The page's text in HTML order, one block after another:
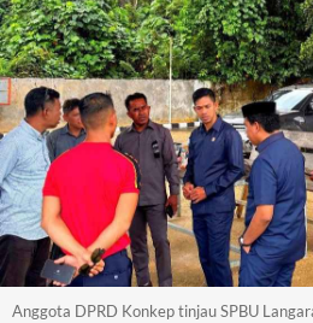
Anggota DPRD Konkep tinjau SPBU